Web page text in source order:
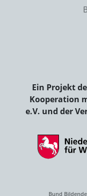
Ein Projekt
Kooperation
e.V. und der
Bund